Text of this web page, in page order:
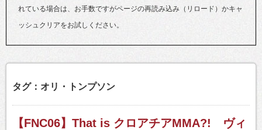
れている場合は、お手数ですがページの再読み込み（リロード）かキャ
ッシュクリアをお試しください。
タグ：オリ・トンプソン
【FNC06】That is クロアチアMMA?! ヴィ